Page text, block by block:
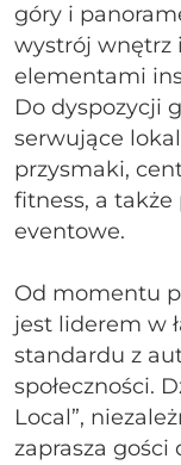
góry i
wystrój wnętrz
elementami
Do dyspozycji
serwujące
przysmaki,
fitness, a
eventowe.
Od momentu
jest liderem w
standardu z
społeczności.
Local”,
zaprasza